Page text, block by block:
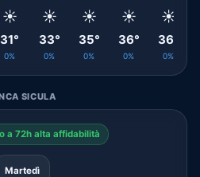
☀️
31°
0%
☀️
33°
0%
☀️
35°
0%
☀️
36°
0%
☀️
36°
0%
SICULA
a 72h alta affidabilità
Martedì